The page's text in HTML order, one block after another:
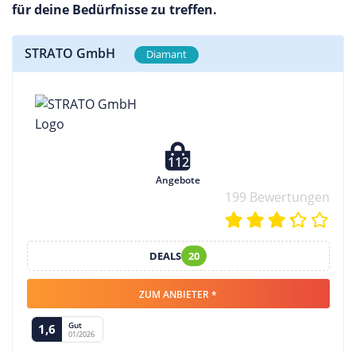
für deine Bedürfnisse zu treffen.
STRATO GmbH Diamant
112
Angebote
199 Bewertungen
DEALS 20
ZUM ANBIETER *
1,6 Gut
01/2026